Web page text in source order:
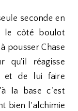
seconde en
le côté boulot
pousser Chase
qu'il réagisse
et de lui faire
la base c'est
bien l'alchimie